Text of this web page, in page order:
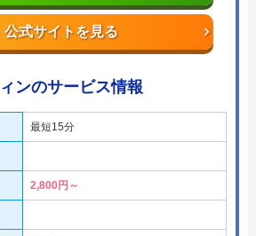
公式サイトを見る
ンのサービス情報
最短15分
2,800円～